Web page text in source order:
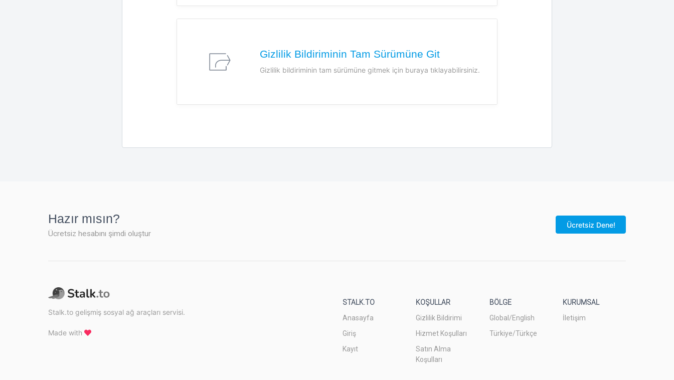
Gizlilik Bildiriminin Tam Sürümüne Git
Gizlilik bildiriminin tam sürümüne gitmek için buraya tıklayabilirsiniz.
Hazır mısın?
Ücretsiz hesabını şimdi oluştur
Ücretsiz Dene!
Stalk.to gelişmiş sosyal ağ araçları servisi.
Made with
STALK.TO
Anasayfa
Giriş
Kayıt
KOŞULLAR
Gizlilik Bildirimi
Hizmet Koşulları
Satın Alma
Koşulları
BÖLGE
Global/English
Türkiye/Türkçe
KURUMSAL
İletişim